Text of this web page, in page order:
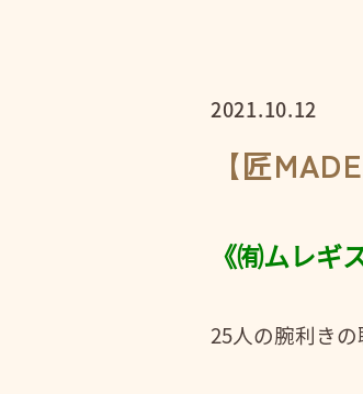
2021.10.12
【匠
《㈲ムレギ
25人の腕利きの